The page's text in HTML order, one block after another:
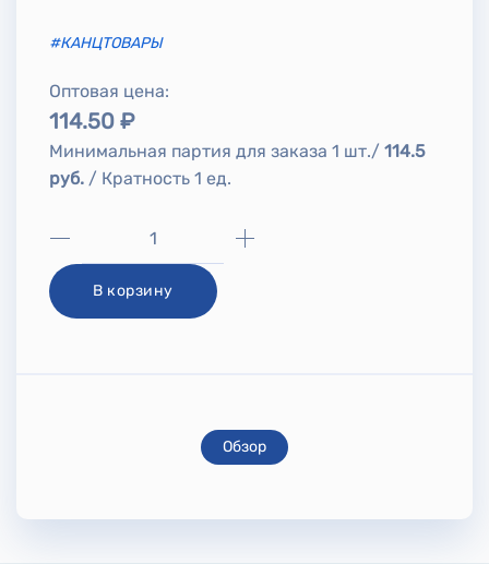
#КАНЦТОВАРЫ
Оптовая цена:
114.50 ₽
Минимальная партия для заказа 1 шт./ 114.5
руб. / Кратность 1 ед.
В корзину
Обзор